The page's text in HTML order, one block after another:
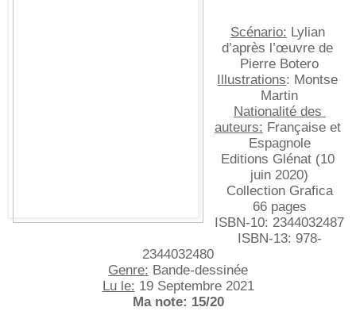
Scénario: Lylian
d’après l’œuvre de
Pierre Botero
Illustrations: Montse
Martin
Nationalité des
auteurs: Française et
Espagnole
Editions Glénat (10
juin 2020)
Collection Grafica
66 pages
ISBN-10: ‎2344032487
ISBN-13: ‎978-
2344032480
Genre: Bande-dessinée
Lu le: 19 Septembre 2021
Ma note: 15/20